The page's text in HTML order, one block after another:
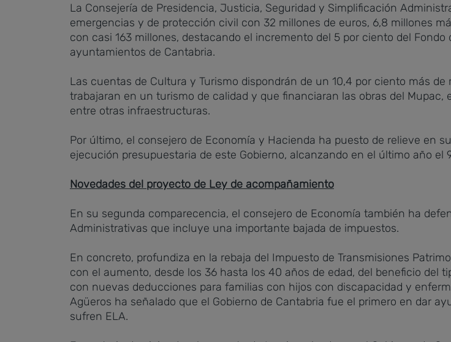
La Consejería de Presidencia, Justicia, Seguridad y Simplificación
emergencias y de protección civil con 32 millones de euros, 6,8 millones
con casi 163 millones, destacando el incremento del 5 por ciento del
ayuntamientos de Cantabria.
Las cuentas de Cultura y Turismo dispondrán de un 10,4 por ciento más
trabajaran en un turismo de calidad y que financiaran las obras del Mupac,
entre otras infraestructuras.
Por último, el consejero de Economía y Hacienda ha puesto de relieve en
ejecución presupuestaria de este Gobierno, alcanzando en el último año el
Novedades del proyecto de Ley de acompañamiento
En su segunda comparecencia, el consejero de Economía también ha
Administrativas que incluye una importante bajada de impuestos.
En concreto, profundiza en la rebaja del Impuesto de Transmisiones
con el aumento, desde los 36 hasta los 40 años de edad, del beneficio del
con nuevas deducciones para familias con hijos con discapacidad y
Agüeros ha señalado que el Gobierno de Cantabria fue el primero en dar
sufren ELA.